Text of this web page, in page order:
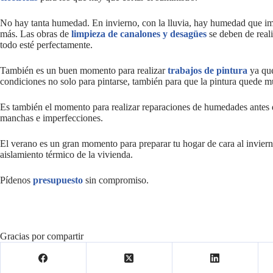
No hay tanta humedad. En invierno, con la lluvia, hay humedad que
más. Las obras de limpieza de canalones y desagües se deben de
todo esté perfectamente.
También es un buen momento para realizartrabajos de pintura ya
condiciones no solo para pintarse, también para que la pintura quede
Es también el momento para realizar reparaciones de humedades
manchas e imperfecciones.
El verano es un gran momento para preparar tu hogar de cara al
aislamiento térmico de la vivienda.
Pídenos presupuesto sin compromiso.
Gracias por compartir